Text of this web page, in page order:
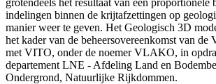
indelingen binnen de krijtafzettingen op
manier weer te geven. Het Geologisch 3D
het kader van de beheersovereenkomst van de
met VITO, onder de noemer VLAKO, in
departement LNE - Afdeling Land en
Ondergrond, Natuurlijke Rijkdommen.